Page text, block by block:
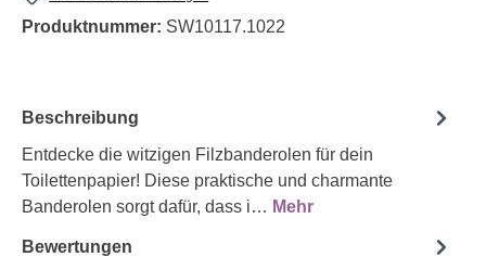
Produktnummer: SW10117.1022
Beschreibung
Entdecke die witzigen Filzbanderolen für dein
Toilettenpapier! Diese praktische und charmante
Banderolen sorgt dafür, dass i… Mehr
Bewertungen